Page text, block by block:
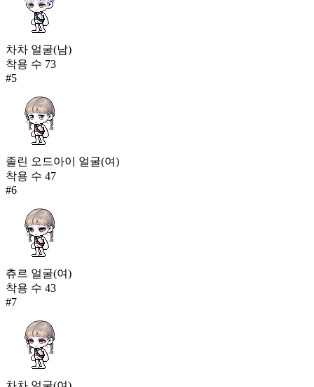
차차 얼굴(남)
착용 수 73
#5
졸린 오드아이 얼굴(여)
착용 수 47
#6
츄르 얼굴(여)
착용 수 43
#7